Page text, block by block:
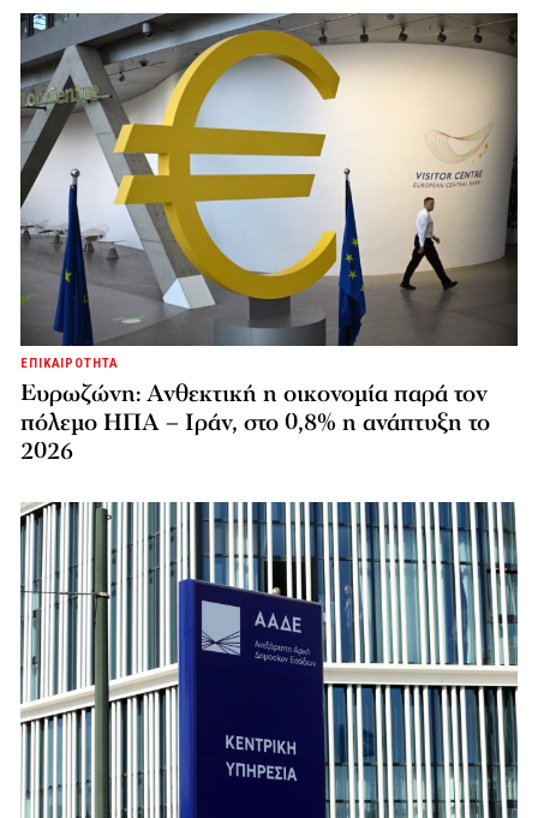
ΕΠΙΚΑΙΡΟΤΗΤΑ
Ευρωζώνη: Ανθεκτική η οικονομία παρά τον
πόλεμο ΗΠΑ – Ιράν, στο 0,8% η ανάπτυξη το
2026